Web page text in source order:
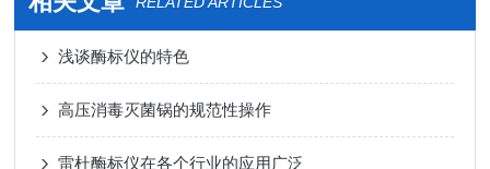
浅谈酶标仪的特色
高压消毒灭菌锅的规范性操作
雷杜酶标仪在各个行业的应用广泛